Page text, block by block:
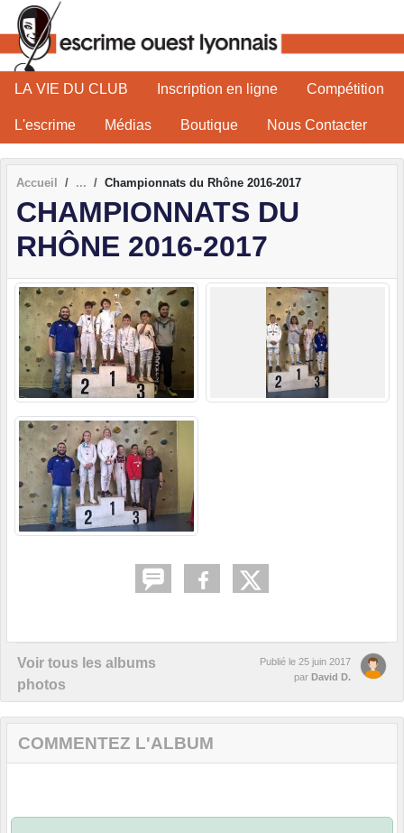
LA VIE DU CLUB Inscription en ligne Compétition
L'escrime Médias Boutique Nous Contacter
Accueil Championnats du Rhône 2016-2017
CHAMPIONNATS DU
RHÔNE 2016-2017
Voir tous les albums
photos
Publié le 25 juin 2017
par David D.
COMMENTEZ L'ALBUM
Panneau de gestion des cookies